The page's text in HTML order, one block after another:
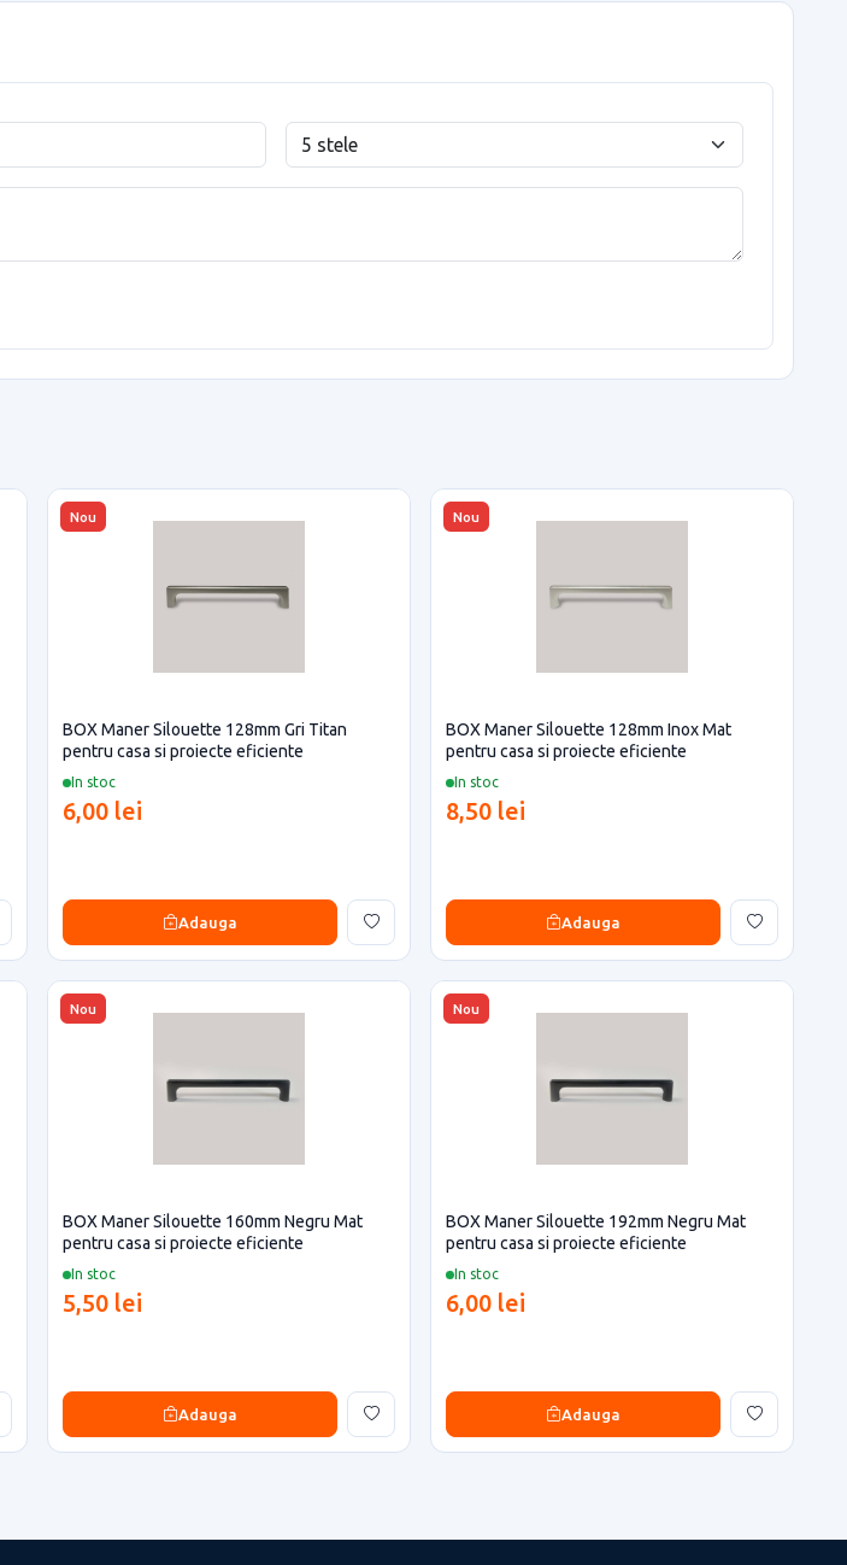
Nou
In stoc
BOX Maner Silouette 128mm Gri Titan
pentru casa si proiecte eficiente
6,00 lei
Adauga
Nou
In stoc
BOX Maner Silouette 128mm Inox Mat
pentru casa si proiecte eficiente
8,50 lei
Adauga
Nou
In stoc
BOX Maner Silouette 160mm Negru Mat
pentru casa si proiecte eficiente
5,50 lei
Adauga
Nou
In stoc
BOX Maner Silouette 192mm Negru Mat
pentru casa si proiecte eficiente
6,00 lei
Adauga